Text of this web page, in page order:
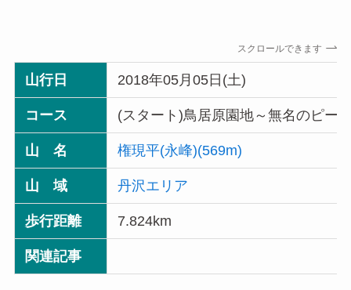
スクロールできます
山行日 2018年05月05日(土)
コース (スタート)鳥居原園地～無名のピー
山 名 権現平(永峰)(569m)
山 域 丹沢エリア
歩行距離 7.824km
関連記事